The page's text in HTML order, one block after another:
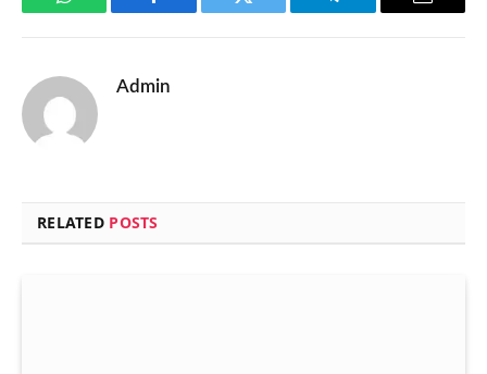
WhatsApp Facebook Twitter Telegram Email
Admin
RELATED POSTS